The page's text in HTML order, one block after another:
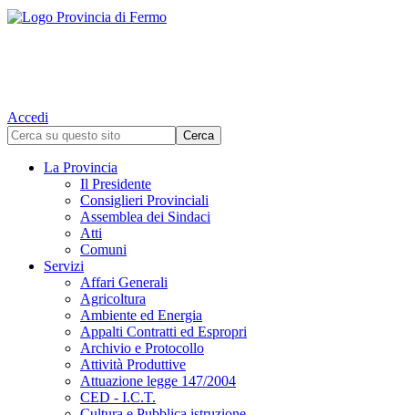
Accedi
La Provincia
Il Presidente
Consiglieri Provinciali
Assemblea dei Sindaci
Atti
Comuni
Servizi
Affari Generali
Agricoltura
Ambiente ed Energia
Appalti Contratti ed Espropri
Archivio e Protocollo
Attività Produttive
Attuazione legge 147/2004
CED - I.C.T.